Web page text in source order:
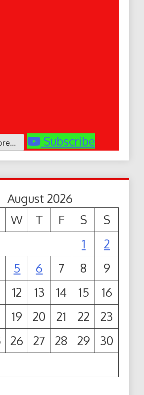
Subscribe
August 2026
W T F S
S
1
2
5 6 7 8
9
12 13 14 15
16
19 20 21 22
23
26 27 28 29
30